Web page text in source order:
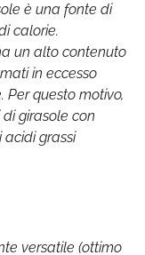
è una fonte di
calorie.
un alto contenuto
in eccesso
Per questo motivo,
girasole con
grassi
versatile (ottimo